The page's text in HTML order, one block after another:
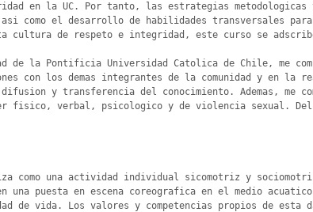
en la UC. Por tanto, las estrategias
como el desarrollo de habilidades transversales
cultura de respeto e integridad, este curso se adscribe
de la Pontificia Universidad Catolica de Chile, me
con los demas integrantes de la comunidad y en
y transferencia del conocimiento. Ademas, me
fisico, verbal, psicologico y de violencia sexual. Del
como una actividad individual sicomotriz y
una puesta en escena coreografica en el medio
de vida. Los valores y competencias propios de